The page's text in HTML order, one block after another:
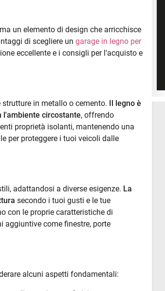
un elemento di design che arricchisce
di scegliere un garage in legno per
eccellente e i consigli per l'acquisto e
in metallo o cemento. Il legno è
l'ambiente circostante, offrendo
proprietà isolanti, mantenendo una
per proteggere i tuoi veicoli dalle
adattandosi a diverse esigenze. La
secondo i tuoi gusti e le tue
con le proprie caratteristiche di
aggiuntive come finestre, porte
alcuni aspetti fondamentali: